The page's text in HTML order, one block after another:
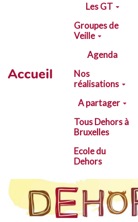
Accueil
Les GT
Groupes de
Veille
Agenda
Nos
réalisations
A partager
Tous Dehors à
Bruxelles
Ecole du
Dehors